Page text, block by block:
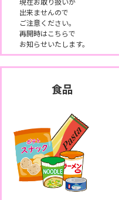
出来ませんので
ご注意ください。
再開時はこちらで
お知らせいたします。
食品